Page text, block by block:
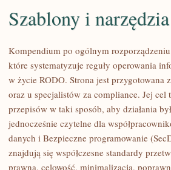
SZABLONY
NARZĘDZIA
Szablony i narzędzia
Kompendium po ogólnym
które systematyzuje reguły operowania
w życie RODO. Strona jest
oraz u specjalistów za compliance. Jej cel
przepisów w taki sposób, aby działania
jednocześnie czytelne dla
danych i Bezpieczne programowanie
znajdują się współczesne standardy
prawna, celowość, minimalizacja,